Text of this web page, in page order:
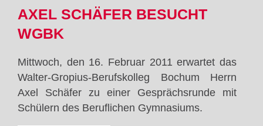
AXEL SCHÄFER BESUCHT
WGBK
Mittwoch, den 16. Februar 2011 erwartet das
Walter-Gropius-Berufskolleg Bochum Herrn
Axel Schäfer zu einer Gesprächsrunde mit
Schülern des Beruflichen Gymnasiums.